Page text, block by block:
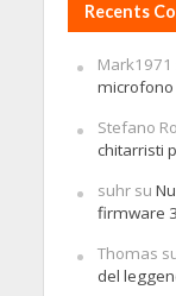
Recents
Mark1971
microfono
Stefano
chitarristi
suhrsu
firmware
Thomas
del